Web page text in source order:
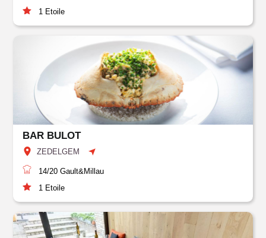
1 Etoile
BAR BULOT
ZEDELGEM
14/20 Gault&Millau
1 Etoile